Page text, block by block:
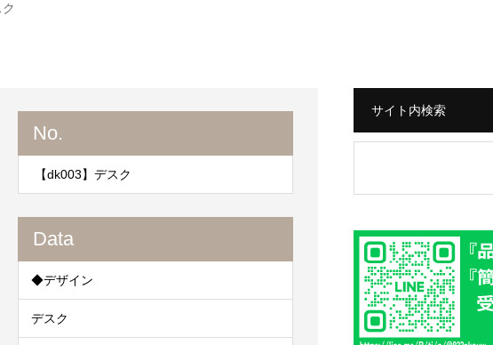
No.
【dk003】デスク
Data
◆デザイン
デスク
サイト内検索